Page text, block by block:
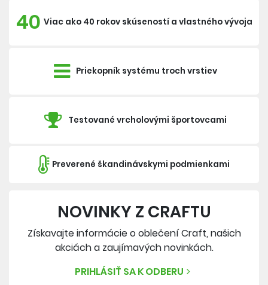
40 Viac ako 40 rokov skúseností a vlastného vývoja
Priekopník systému troch vrstiev
Testované vrcholovými športovcami
Preverené škandinávskymi podmienkami
NOVINKY Z CRAFTU
Získavajte informácie o oblečení Craft, našich
akciách a zaujímavých novinkách.
PRIHLÁSIŤ SA K ODBERU